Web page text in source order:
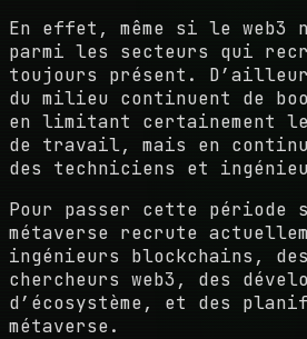
En effet, même si le web3
parmi les secteurs qui
toujours présent.
du milieu continuent de
en limitant certainement
de travail, mais en
des techniciens et
Pour passer cette période
métaverse recrute
ingénieurs blockchains,
chercheurs web3, des
d’écosystème, et des
métaverse.